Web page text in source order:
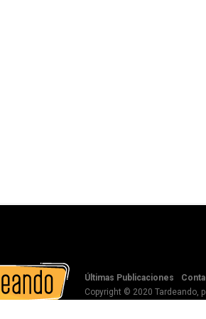
Últimas Publicaciones
Copyright © 2020 Tardeando,